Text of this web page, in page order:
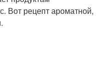
Вот рецепт ароматной,